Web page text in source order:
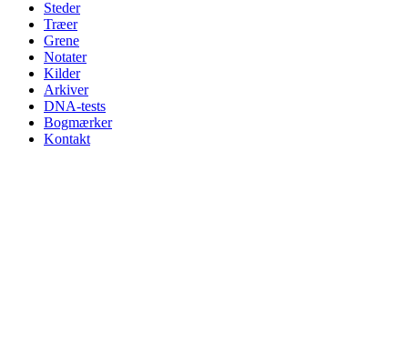
Steder
Træer
Grene
Notater
Kilder
Arkiver
DNA-tests
Bogmærker
Kontakt